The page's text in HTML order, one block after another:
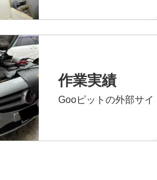
作業実績
Gooピットの外部サイ